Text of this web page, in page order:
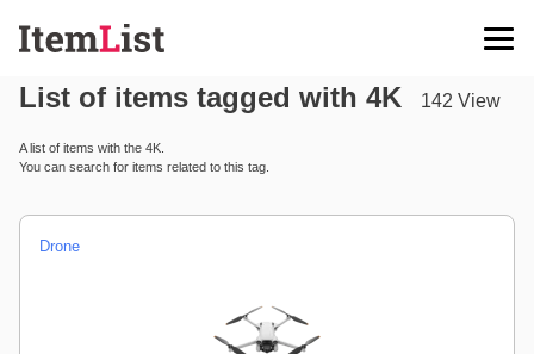
List of items tagged with 4K 142 View
A list of items with the 4K.
You can search for items related to this tag.
Drone